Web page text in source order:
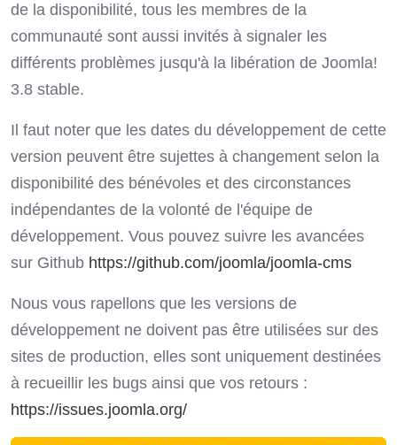
de la disponibilité, tous les membres de la
communauté sont aussi invités à signaler les
différents problèmes jusqu'à la libération de Joomla!
3.8 stable.
Il faut noter que les dates du développement de cette
version peuvent être sujettes à changement selon la
disponibilité des bénévoles et des circonstances
indépendantes de la volonté de l'équipe de
développement. Vous pouvez suivre les avancées
sur Github https://github.com/joomla/joomla-cms
Nous vous rapellons que les versions de
développement ne doivent pas être utilisées sur des
sites de production, elles sont uniquement destinées
à recueillir les bugs ainsi que vos retours :
https://issues.joomla.org/